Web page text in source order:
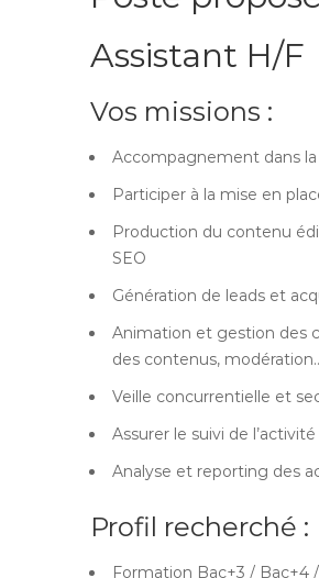
Assistant H/F
Vos missions :
Accompagnement dans
Participer à la mise en
Production du contenu
SEO
Génération de leads et
Animation et gestion des
des contenus,
Veille concurrentielle et
Assurer le suivi de
Analyse et reporting des
Profil recherché :
Formation Bac+3 / Bac+4